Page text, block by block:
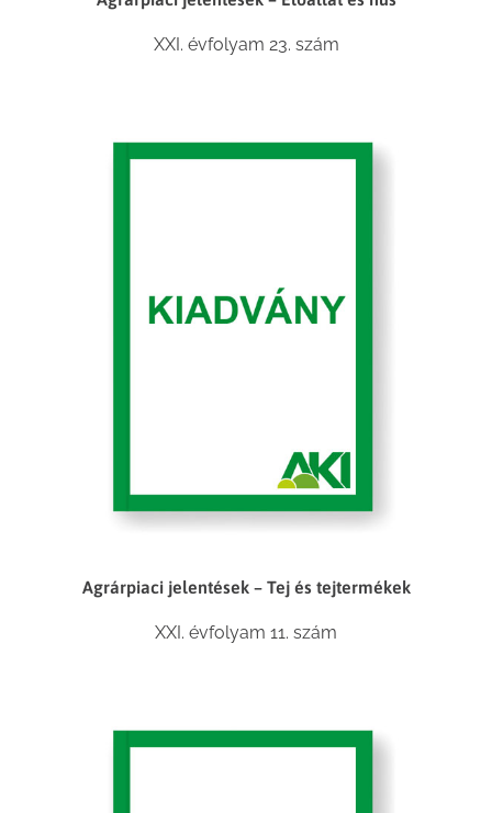
XXI. évfolyam 23. szám
Agrárpiaci jelentések – Tej és tejtermékek
XXI. évfolyam 11. szám